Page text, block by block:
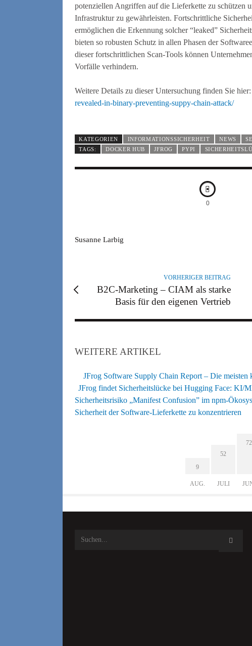
potenziellen Angriffen auf die Lieferkette zu schützen
Infrastruktur zu gewährleisten. Fortschrittliche
ermöglichen die Erkennung solcher “leaked”
bieten so robusten Schutz in allen Phasen der
dieser fortschrittlichen Scan-Tools können
Vorfälle verhindern.
Weitere Details zu dieser Untersuchung finden Sie hier:
revealed-in-binary-preventing-suppy-chain-attack/
KATEGORIEN INFORMATIONSSICHERHEIT NEWS
TAGS:
DOCKER HUB JFROG PYPI
0
A
R
Susanne Larbig
VORHERIGER BEITRAG
B2C-Marketing – CIAM als starke
Basis für den eigenen Vertrieb
WEITERE ARTIKEL
JFrog Software Supply Chain Report – Die meisten
JFrog findet Sicherheitslücke bei Hugging Face: KI/
Sicherheitsrisiko „Manifest Confusion” im npm-
Sicherheit der Software-Lieferkette zu konzentrieren
9
AUG.
52
JULI
72